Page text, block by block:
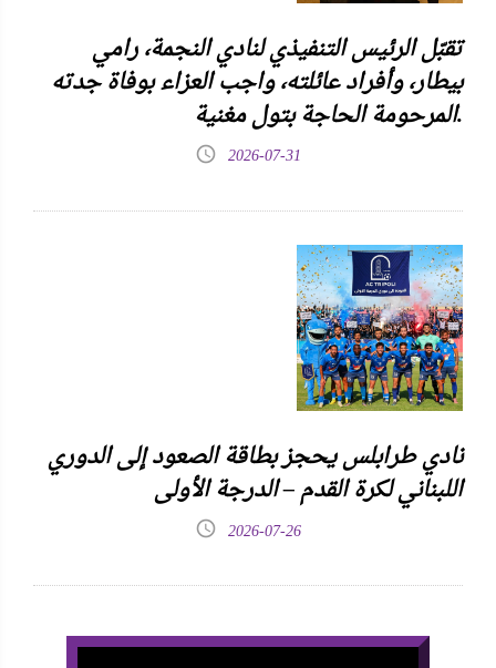
تقبّل الرئيس التنفيذي لنادي النجمة، رامي
بيطار، وأفراد عائلته، واجب العزاء بوفاة جدته
المرحومة الحاجة بتول مغنية.
2026-07-31
نادي طرابلس يحجز بطاقة الصعود إلى الدوري
اللبناني لكرة القدم – الدرجة الأولى
2026-07-26